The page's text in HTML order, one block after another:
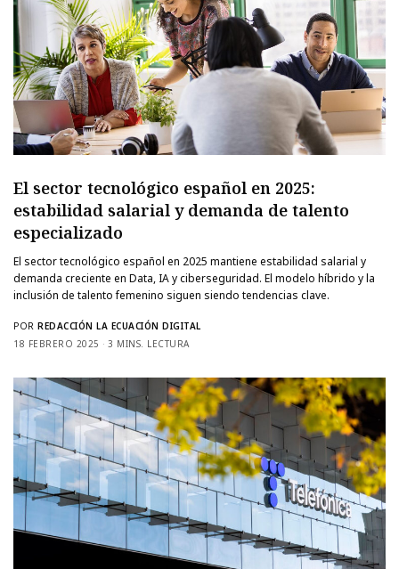
El sector tecnológico español en 2025:
estabilidad salarial y demanda de talento
especializado
El sector tecnológico español en 2025 mantiene estabilidad salarial y
demanda creciente en Data, IA y ciberseguridad. El modelo híbrido y la
inclusión de talento femenino siguen siendo tendencias clave.
POR REDACCIÓN LA ECUACIÓN DIGITAL
18 FEBRERO 2025
3 MINS. LECTURA